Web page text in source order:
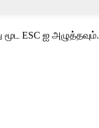
ESC ஐ அழுத்தவும்.